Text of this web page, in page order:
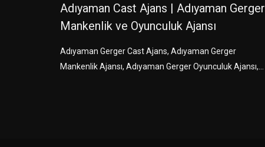
Adıyaman Cast Ajans | Adıyaman Gerger
Mankenlik ve Oyunculuk Ajansı
Adıyaman Gerger Cast Ajans, Adıyaman Gerger
Mankenlik Ajansı, Adıyaman Gerger Oyunculuk Ajansı,...